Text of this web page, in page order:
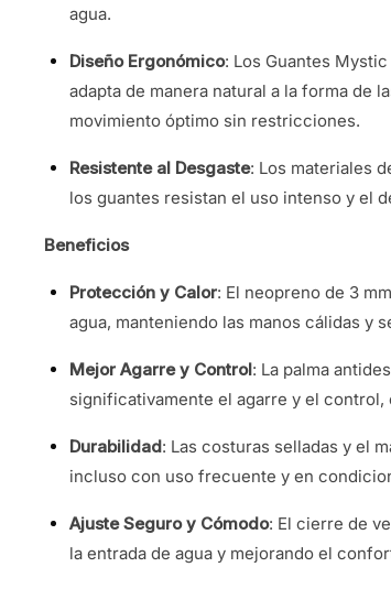
agua.
Diseño Ergonómico: Los Guantes
adapta de manera natural a la forma de
movimiento óptimo sin restricciones.
Resistente al Desgaste: Los materiales
los guantes resistan el uso intenso y el
Beneficios
Protección y Calor: El neopreno de 3
agua, manteniendo las manos cálidas y
Mejor Agarre y Control: La palma
significativamente el agarre y el
Durabilidad: Las costuras selladas y el
incluso con uso frecuente y en
Ajuste Seguro y Cómodo: El cierre de
la entrada de agua y mejorando el